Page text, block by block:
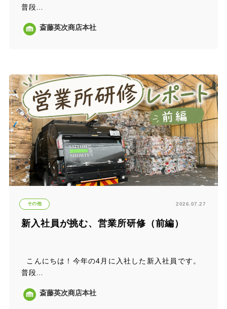
普段…
斎藤英次商店本社
その他 2026.07.27
新入社員が挑む、営業所研修（前編）
こんにちは！今年の4月に入社した新入社員です。
普段…
斎藤英次商店本社